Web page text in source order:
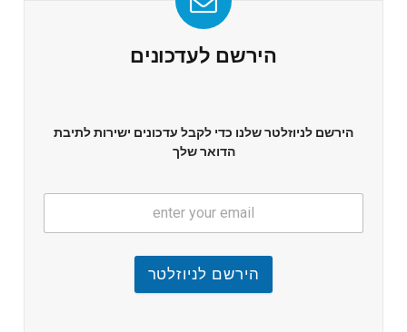
הירשם לעדכונים
הירשם לניוזלטר שלנו כדי לקבל עדכונים ישירות לתיבת
הדואר שלך
הירשם לניוזלטר